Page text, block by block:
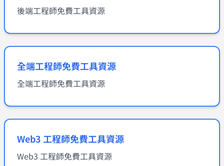
後端工程師免費工具資源
全端工程師免費工具資源
全端工程師免費工具資源
Web3 工程師免費工具資源
Web3 工程師免費工具資源